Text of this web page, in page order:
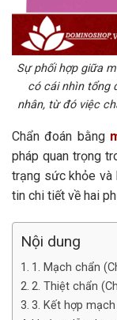
Sự phối hợp giữa
có cái nhìn tổng
nhân, từ đó việc
Chẩn đoán bằng
pháp quan trọng
trạng sức khỏe và
tin chi tiết về hai
Nội dung
1. Mạch chẩn
2. Thiệt chẩn
3. Kết hợp